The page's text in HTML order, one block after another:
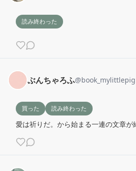
読み終わった
ぶんちゃろふ@book_mylittlepig
買った 読み終わった
愛は祈りだ。から始まる一連の文章が